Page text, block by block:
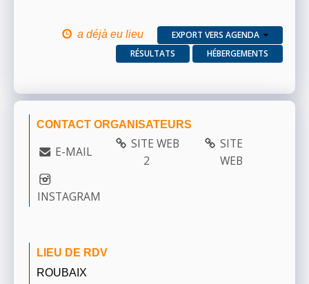
a déjà eu lieu
EXPORT VERS AGENDA
RÉSULTATS
HÉBERGEMENTS
CONTACT ORGANISATEURS
E-MAIL
SITE WEB
2
SITE
WEB
INSTAGRAM
LIEU DE RDV
ROUBAIX